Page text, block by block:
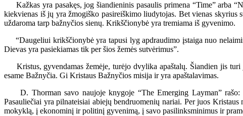
Kažkas yra pasakęs, jog šiandieninis pasaulis primena “Time” arba
kiekvienas iš jų yra žmogiško pasireiškimo liudytojas. Bet vienas
uždaroma tarp bažnyčios sienų. Krikščionybė yra tremiama iš gyvenimo.
“Daugeliui krikščionybė yra tapusi lyg apdraudimo įstaiga nuo
Dievas yra pasiekiamas tik per šios žemės sutvėrimus”.
Kristus, gyvendamas žemėje, turėjo dvylika apaštalų. Šiandien jis turi
esame Bažnyčia. Gi Kristaus Bažnyčios misija ir yra apaštalavimas.
D. Thorman savo naujoje knygoje “The Emerging Layman” rašo:
Pasauliečiai yra pilnateisiai abiejų bendruomenių nariai. Per juos
mokyklą, į ekonominį ir politinį gyvenimą, į savo pasilinksminimus ir